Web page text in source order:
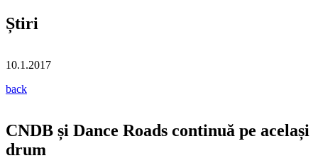
Știri
10.1.2017
back
CNDB și Dance Roads continuă pe același
drum